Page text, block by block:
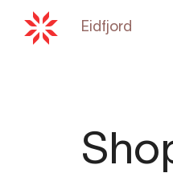
Eidfjord